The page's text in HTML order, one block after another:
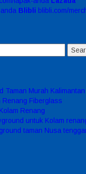
Blibli blibli.com/
Taman Murah
Renang Fiberglass
Renang
untuk Kolam
taman Nusa